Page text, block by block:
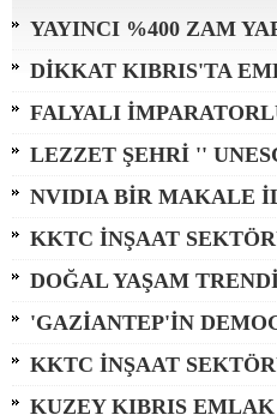
YAYINCI %400 ZAM
DİKKAT KIBRIS'TA
FALYALI
LEZZET ŞEHRİ ''
NVIDIA BİR MAKALE
KKTC İNŞAAT
DOĞAL YAŞAM
'GAZİANTEP'İN
KKTC İNŞAAT
KUZEY KIBRIS